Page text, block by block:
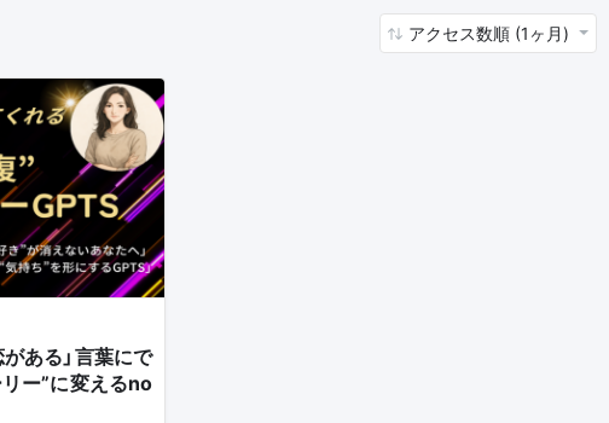
アクセス数順 (1ヶ月)
ある」言葉にで
ー”に変えるno